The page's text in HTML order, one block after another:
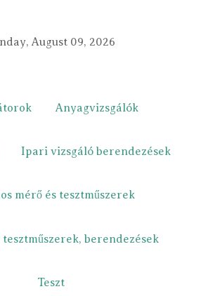
August 09, 2026
Anyagvizsgálók
Ipari vizsgáló berendezések
mérő és tesztműszerek
tesztműszerek, berendezések
Teszt